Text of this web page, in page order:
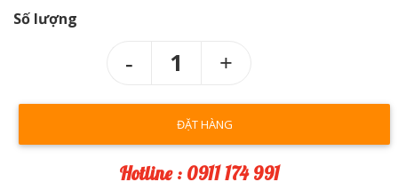
Số lượng
1
ĐẶT HÀNG
Hotline : 0911 174 991